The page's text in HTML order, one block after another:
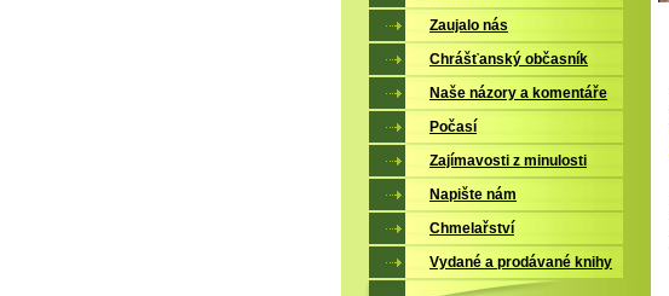
Zaujalo nás
Chrášťanský občasník
Naše názory a komentáře
Počasí
Zajímavosti z minulosti
Napište nám
Chmelařství
Vydané a prodávané knihy